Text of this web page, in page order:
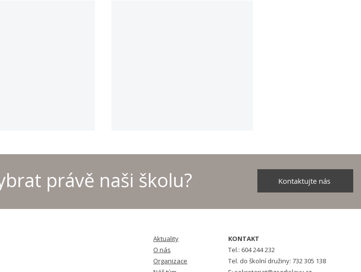
šachu - 2026
právě naši školu? Kontaktujte nás
Aktuality
O nás
Organizace
KONTAKT
Tel.: 604 244 232
Tel. do školní družiny: 732 305 138